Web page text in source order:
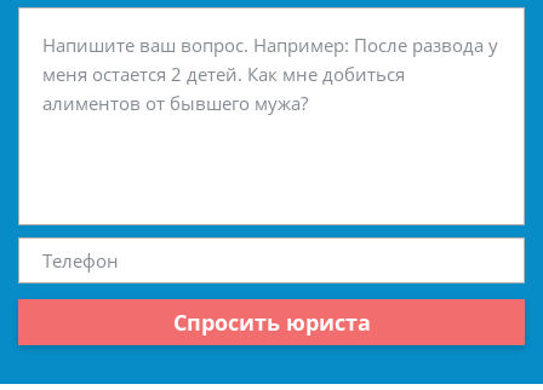
Спросить юриста